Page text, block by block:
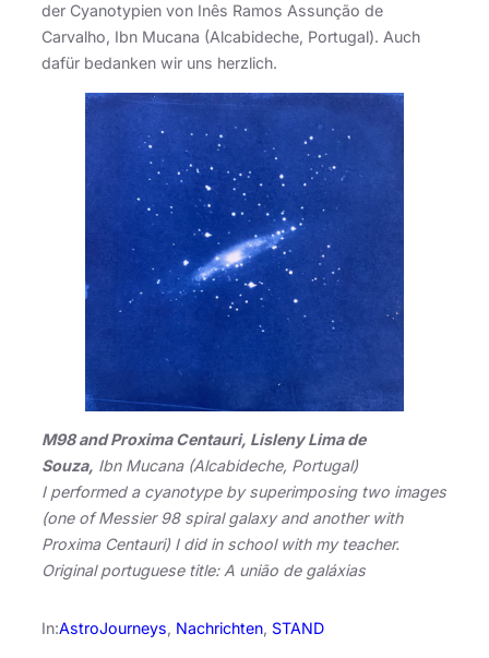
der Cyanotypien von Inês Ramos Assunção de
Carvalho, Ibn Mucana (Alcabideche, Portugal). Auch
dafür bedanken wir uns herzlich.
M98 and Proxima Centauri, Lisleny Lima de
Souza, Ibn Mucana (Alcabideche, Portugal)
I performed a cyanotype by superimposing two images
(one of Messier 98 spiral galaxy and another with
Proxima Centauri) I did in school with my teacher.
Original portuguese title: A união de galáxias
In:AstroJourneys, Nachrichten, STAND